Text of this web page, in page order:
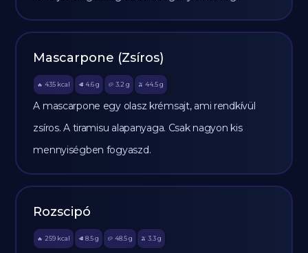
Mascarpone (Zsíros)
🔥 435 kcal 🥩 4.6 g 🥔 3.2 g 🫒 44.5 g
A mascarpone egy olasz krémsajt, ami rendkívül
zsíros. A tiramisu alapanyaga. Csak nagyon kis
mennyiségben fogyaszd.
Rozscipó
🔥 259 kcal 🥩 8.5 g 🥔 48.5g 🫒 3.3 g